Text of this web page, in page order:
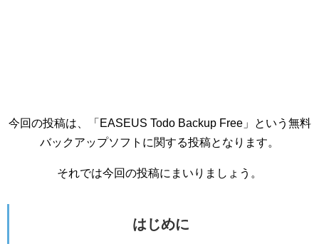
今回の投稿は、「EASEUS Todo Backup Free」という無料
バックアップソフトに関する投稿となります。
それでは今回の投稿にまいりましょう。
はじめに